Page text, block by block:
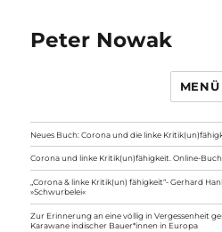
Peter Nowak
MENÜ
Neues Buch: Corona und die linke
Corona und linke Kritik(un)fähigkeit. Online-
„Corona & linke Kritik(un) fähigkeit“- Gerhard
»Schwurbelei«
Zur Erinnerung an eine völlig in Vergessenheit
Karawane indischer Bauer*innen in Europa